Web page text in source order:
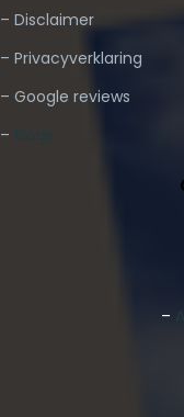
– Disclaimer
– Privacyverklaring
– Google reviews
–
–